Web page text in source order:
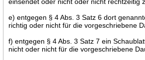
e) entgegen § 4 Abs. 3 Satz 6 dort
richtig oder nicht für die vorgeschriebene
f) entgegen § 4 Abs. 3 Satz 7 ein
nicht oder nicht für die vorgeschriebene